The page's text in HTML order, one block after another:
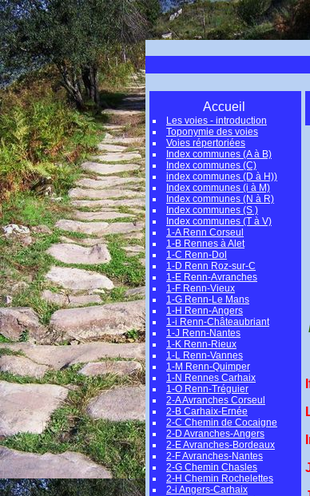
Accueil
Les voies - introduction
Toponymie des voies
Voies répertoriées
Index communes (A à B)
Index communes (C)
index communes (D à H))
Index communes (i à M)
Index communes (N à R)
Index communes (S )
Index communes (T à V)
1-A Renn Corseul
1-B Rennes à Alet
1-C Renn-Dol
1-D Renn Roz-sur-C
1-E Renn-Avranches
1-F Renn-Vieux
1-G Renn-Le Mans
1-H Renn-Angers
1-i Renn-Châteaubriant
1-J Renn-Nantes
1-K Renn-Rieux
1-L Renn-Vannes
1-M Renn-Quimper
1-N Rennes Carhaix
1-O Renn-Tréguier
2-A Avranches Corseul
2-B Carhaix-Ernée
2-C Chemin de Cocaigne
2-D Avranches-Angers
2-E Avranches-Bordeaux
2-F Avranches-Nantes
2-G Chemin Chasles
2-H Chemin Rochelettes
2-i Angers-Carhaix